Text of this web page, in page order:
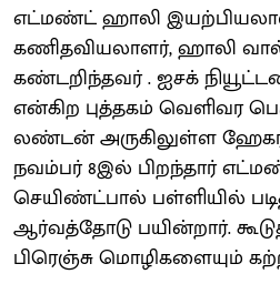
எட்மண்ட் ஹாலி
கணிதவியலாளர், ஹாலி
கண்டறிந்தவர் . ஐசக்
என்கிற புத்தகம் வெளிவர
லண்டன் அருகிலுள்ள
நவம்பர் 8இல் பிறந்தார்
செயிண்ட்பால் பள்ளியில்
ஆர்வத்தோடு பயின்றார்.
பிரெஞ்சு மொழிகளையும்